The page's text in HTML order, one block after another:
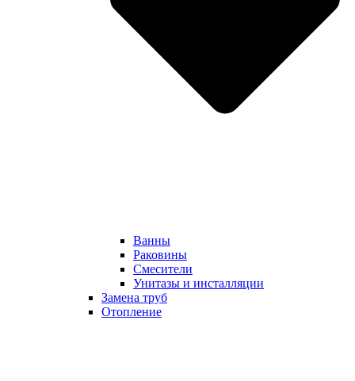
Ванны
Раковины
Смесители
Унитазы и инсталляции
Замена труб
Отопление